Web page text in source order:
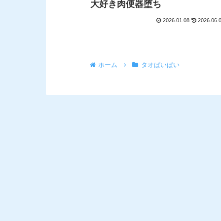
大好き肉便器堕ち
2026.01.08
ホーム タオぱいぱい